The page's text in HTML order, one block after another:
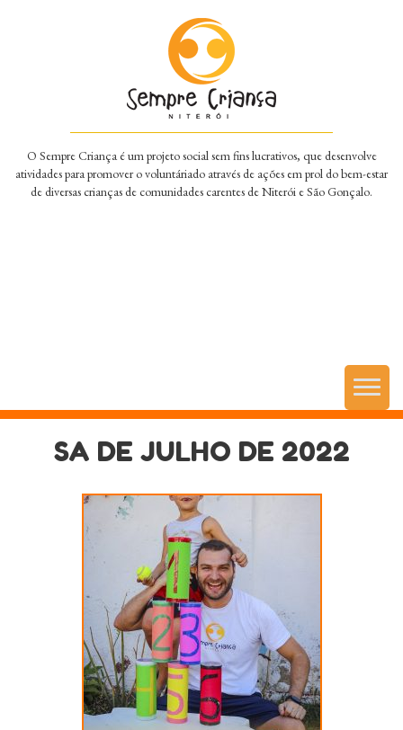
O Sempre Criança é um projeto social sem fins lucrativos, que desenvolve
atividades para promover o voluntáriado através de ações em prol do bem-estar
de diversas crianças de comunidades carentes de Niterói e São Gonçalo.
Menu
SA DE JULHO DE 2022